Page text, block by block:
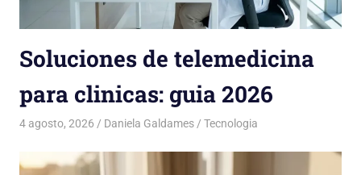
Soluciones de telemedicina
para clinicas: guia 2026
4 agosto, 2026 Daniela Galdames Tecnologia